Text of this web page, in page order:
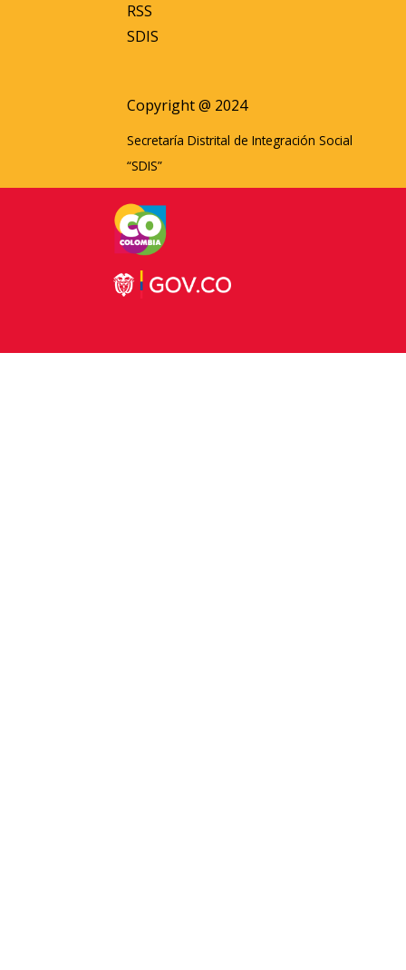
RSS
SDIS
Copyright @ 2024
Secretaría Distrital de Integración Social
“SDIS”